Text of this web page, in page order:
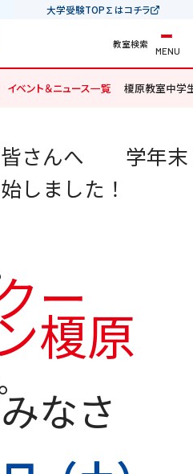
大学受験TOP∑はコチラ
教室検索
MENU
イベント＆ニュース一覧 榎原教室中学
皆さんへ 学年末
しました！
ー
榎原
なさ